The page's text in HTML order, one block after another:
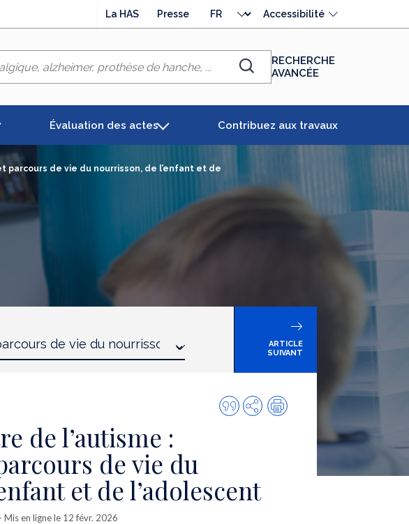
La HAS Presse
langue
Accessibilité
Chercher
RECHERCHE
AVANCÉE
Évaluation des actes Contribuez aux travaux
parcours de vie du nourrisson, de l’enfant et de
ARTICLE
SUIVANT
Citer
cette
PartagerImpression
de l’autisme :
de vie du
et de l’adolescent
- Mis en ligne le 12 févr. 2026